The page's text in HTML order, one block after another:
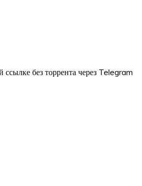
без торрента через Telegram